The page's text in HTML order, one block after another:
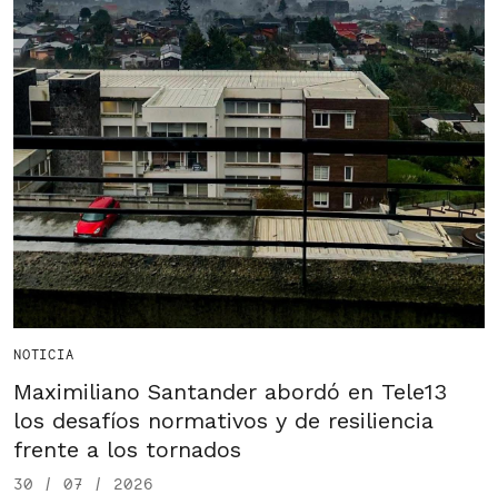
NOTICIA
Maximiliano Santander abordó en Tele13
los desafíos normativos y de resiliencia
frente a los tornados
30 / 07 / 2026